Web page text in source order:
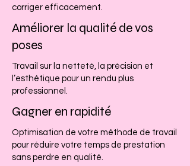
corriger efficacement.
Améliorer la qualité de vos
poses
Travail sur la netteté, la précision et
l’esthétique pour un rendu plus
professionnel.
Gagner en rapidité
Optimisation de votre méthode de travail
pour réduire votre temps de prestation
sans perdre en qualité.